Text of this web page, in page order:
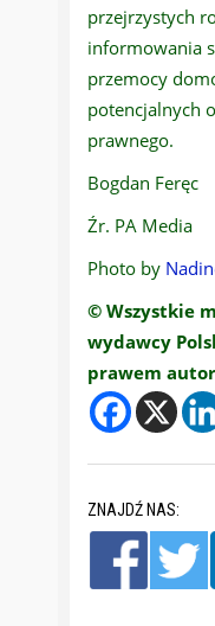
przejrzystych
informowania
przemocy
potencjalnych
prawnego.
Bogdan Feręc
Źr. PA Media
Photo by
© Wszystkie
wydawcy
prawem
ZNAJDŹ NAS: